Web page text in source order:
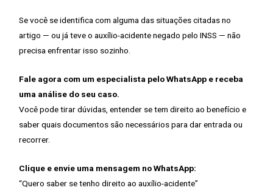
Se você se identifica com alguma das situações citadas no
artigo — ou já teve o auxílio-acidente negado pelo INSS — não
precisa enfrentar isso sozinho.
Fale agora com um especialista pelo WhatsApp e receba
uma análise do seu caso.
Você pode tirar dúvidas, entender se tem direito ao benefício e
saber quais documentos são necessários para dar entrada ou
recorrer.
Clique e envie uma mensagem no WhatsApp:
“Quero saber se tenho direito ao auxílio-acidente”